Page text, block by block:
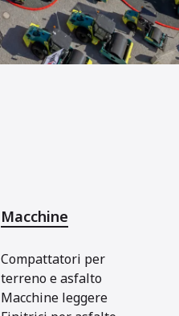
Macchine
Compattatori per
terreno e asfalto
Macchine leggere